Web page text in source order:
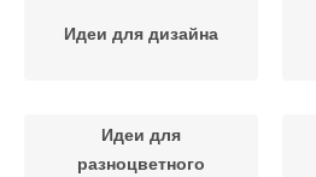
Идеи для дизайна
Идеи для
разноцветного